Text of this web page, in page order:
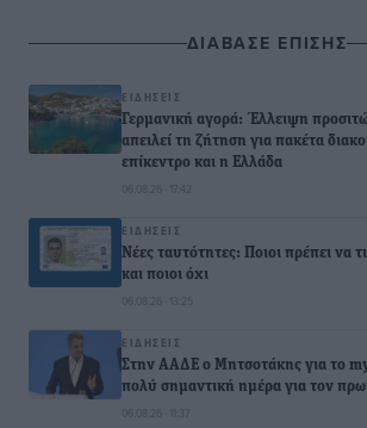
ΔΙΑΒΑΣΕ ΕΠΙΣΗΣ
ΕΙΔΉΣΕΙΣ
Γερμανική αγορά: Έλλειψη
απειλεί τη ζήτηση για πακέτα
επίκεντρο και η Ελλάδα
06.08.26 · 17:42
ΕΙΔΉΣΕΙΣ
Νέες ταυτότητες: Ποιοι πρέπει να
και ποιοι όχι
06.08.26 · 13:25
ΕΙΔΉΣΕΙΣ
Στην ΑΑΔΕ ο Μητσοτάκης για το
πολύ σημαντική ημέρα για τον
06.08.26 · 11:37